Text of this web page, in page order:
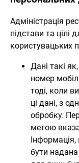
Адміністрація
підстави та цілі
користувацьких
Дані такі
номер
тоді, коли
ці дані, з
обробку.
метою
бути